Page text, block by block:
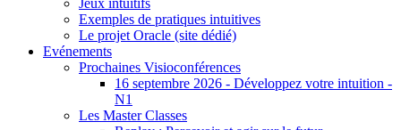
Jeux intuitifs
Exemples de pratiques intuitives
Le projet Oracle (site dédié)
Evénements
Prochaines Visioconférences
16 septembre 2026 - Développez votre intuition -
N1
Les Master Classes